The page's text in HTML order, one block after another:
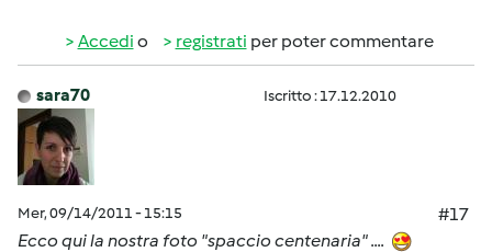
Accedi o registrati per poter commentare
sara70 Iscritto : 17.12.2010
Mer, 09/14/2011 - 15:15
#17
Ecco qui la nostra foto "spaccio centenaria" ....